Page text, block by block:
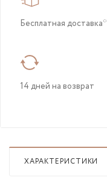
Бесплатная доставка*
14 дней на возврат
ХАРАКТЕРИСТИКИ